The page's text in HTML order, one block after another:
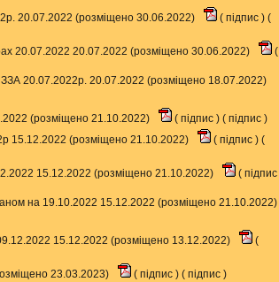
20.07.2022 (розміщено 30.06.2022) ( підпис ) (
20.07.2022 20.07.2022 (розміщено 30.06.2022)
(
ЗЗА 20.07.2022р. 20.07.2022 (розміщено 18.07.2022)
(розміщено 21.10.2022)
( підпис ) ( підпис )
15.12.2022 (розміщено 21.10.2022)
( підпис ) (
15.12.2022 (розміщено 21.10.2022)
( підпис
на 19.10.2022 15.12.2022 (розміщено 21.10.2022)
09.12.2022 15.12.2022 (розміщено 13.12.2022)
(
23.03.2023)
( підпис ) ( підпис )